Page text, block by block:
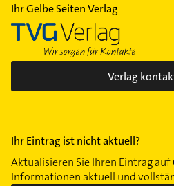
Ihr Gelbe Seiten Verlag
Verlag
Ihr Eintrag ist nicht aktuell?
Aktualisieren Sie Ihren Eintrag auf
Informationen aktuell und